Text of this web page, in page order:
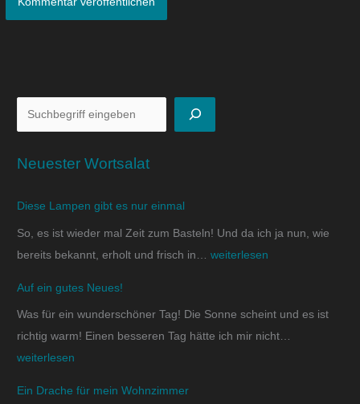
Neuester Wortsalat
Diese Lampen gibt es nur einmal
So, es ist wieder mal Zeit zum Basteln! Und da ich ja nun, wie
bereits bekannt, erholt und frisch in…weiterlesen
Auf ein gutes Neues!
Was für ein wunderschöner Tag! Die Sonne scheint und es ist
richtig warm! Einen besseren Tag hätte ich mir nicht…
weiterlesen
Ein Drache für mein Wohnzimmer